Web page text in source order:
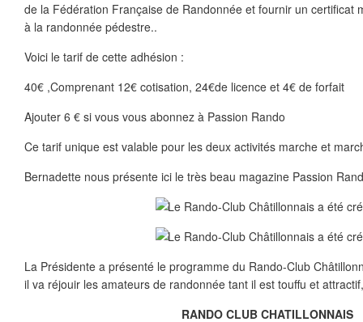
de la Fédération Française de Randonnée et fournir un certificat
à la randonnée pédestre..
Voici le tarif de cette adhésion :
40€ ,Comprenant 12€ cotisation, 24€de licence et 4€ de forfait
Ajouter 6 € si vous vous abonnez à Passion Rando
Ce tarif unique est valable pour les deux activités marche et
Bernadette nous présente ici le très beau magazine Passion
La Présidente a présenté le programme du Rando-Club
il va réjouir les amateurs de randonnée tant il est touffu et
RANDO CLUB CHATILLONNAIS